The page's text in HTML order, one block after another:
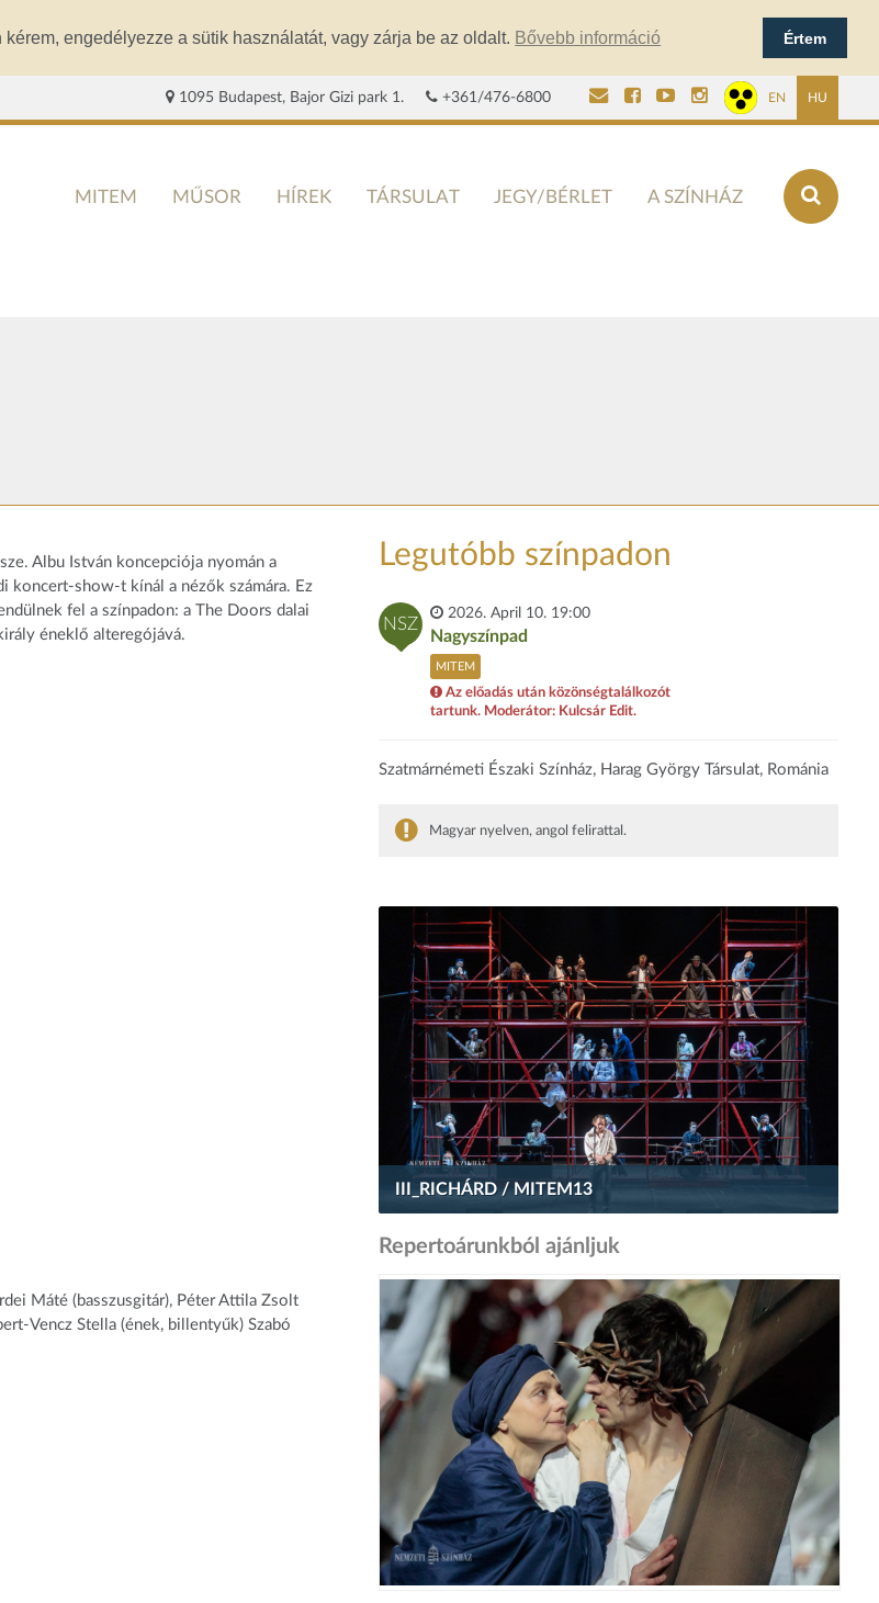
engedélyezze a sütik használatát, vagy zárja be az oldalt. Bővebb információ Értem
1095 Budapest, Bajor Gizi park 1. +361/476-6800 EN HU
MITEM MŰSOR HÍREK TÁRSULAT JEGY/BÉRLET A SZÍNHÁZ
Albu István koncepciója nyomán a
koncert-show-t kínál a nézők számára. Ez
fel a színpadon: a The Doors dalai
éneklő alteregójává.
Máté (basszusgitár), Péter Attila Zsolt
Vencz Stella (ének, billentyűk) Szabó
Legutóbb színpadon
NSZ
2026. April 10. 19:00
Nagyszínpad
MITEM
Az előadás után közönségtalálkozót
tartunk. Moderátor: Kulcsár Edit.
Szatmárnémeti Északi Színház, Harag György Társulat, Románia
Magyar nyelven, angol felirattal.
III_RICHÁRD / MITEM13
Repertoárunkból ajánljuk